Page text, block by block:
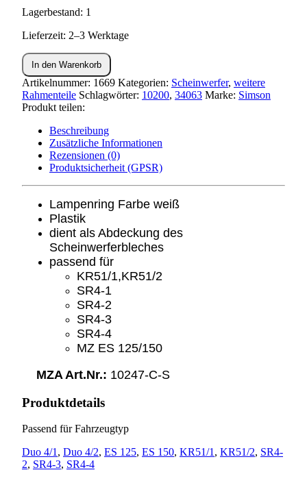
Lagerbestand: 1
Lieferzeit: 2–3 Werktage
Scheinwerferring
weiß
KR51,SR4-
Menge
In den Warenkorb
Artikelnummer: 1669 Kategorien: Scheinwerfer, weitere
Rahmenteile Schlagwörter: 10200, 34063 Marke: Simson
Produkt teilen:
Beschreibung
Zusätzliche Informationen
Rezensionen (0)
Produktsicherheit (GPSR)
Lampenring Farbe weiß
Plastik
dient als Abdeckung des
Scheinwerferbleches
passend für
KR51/1,KR51/2
SR4-1
SR4-2
SR4-3
SR4-4
MZ ES 125/150
MZA Art.Nr.: 10247-C-S
Produktdetails
Passend für Fahrzeugtyp
Duo 4/1 , Duo 4/2, ES 125, ES 150, KR51/1 , KR51/2, SR4-
2, SR4-3, SR4-4